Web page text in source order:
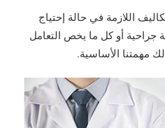
اللازمة في حالة إحتياج
أو كل ما يخص التعامل
مهمتنا الأساسية.